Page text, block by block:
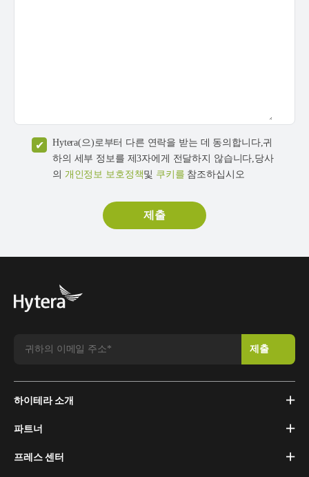
Hytera(으)로부터 다른 연락을 받는 데 동의합니다,귀
하의 세부 정보를 제3자에게 전달하지 않습니다,당사
의 개인정보 보호정책및 쿠키를 참조하십시오
하이테라 소개
파트너
프레스 센터